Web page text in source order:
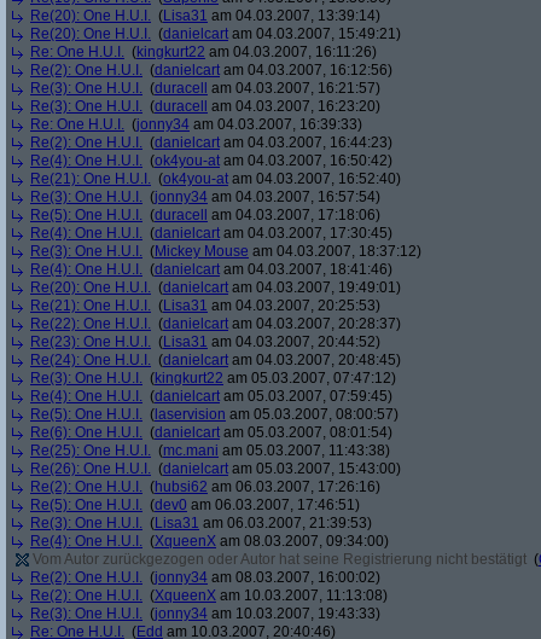
Re(20): One H.U.I. (Lisa31 am 04.03.2007, 13:39:14)
Re(20): One H.U.I. (danielcart am 04.03.2007, 15:49:21)
Re: One H.U.I. (kingkurt22 am 04.03.2007, 16:11:26)
Re(2): One H.U.I. (danielcart am 04.03.2007, 16:12:56)
Re(3): One H.U.I. (duracell
am 04.03.2007, 16:21:57)
Re(3): One H.U.I. (duracell
am 04.03.2007, 16:23:20)
Re: One H.U.I. (jonny34 am 04.03.2007, 16:39:33)
Re(2): One H.U.I. (danielcart am 04.03.2007, 16:44:23)
Re(4): One H.U.I. (ok4you-at am 04.03.2007, 16:50:42)
Re(21): One H.U.I. (ok4you-at am 04.03.2007, 16:52:40)
Re(3): One H.U.I. (jonny34 am 04.03.2007, 16:57:54)
Re(5): One H.U.I. (duracell
am 04.03.2007, 17:18:06)
Re(4): One H.U.I. (danielcart am 04.03.2007, 17:30:45)
Re(3): One H.U.I. (Mickey Mouse am 04.03.2007, 18:37:12)
Re(4): One H.U.I. (danielcart am 04.03.2007, 18:41:46)
Re(20): One H.U.I. (danielcart am 04.03.2007, 19:49:01)
Re(21): One H.U.I. (Lisa31 am 04.03.2007, 20:25:53)
Re(22): One H.U.I. (danielcart am 04.03.2007, 20:28:37)
Re(23): One H.U.I. (Lisa31 am 04.03.2007, 20:44:52)
Re(24): One H.U.I. (danielcart am 04.03.2007, 20:48:45)
Re(3): One H.U.I. (kingkurt22 am 05.03.2007, 07:47:12)
Re(4): One H.U.I. (danielcart am 05.03.2007, 07:59:45)
Re(5): One H.U.I. ( laservision am 05.03.2007, 08:00:57)
Re(6): One H.U.I. (danielcart am 05.03.2007, 08:01:54)
Re(25): One H.U.I. (mc.mani am 05.03.2007, 11:43:38)
Re(26): One H.U.I. (danielcart am 05.03.2007, 15:43:00)
Re(2): One H.U.I. (hubsi62 am 06.03.2007, 17:26:16)
Re(5): One H.U.I. (dev0 am 06.03.2007, 17:46:51)
Re(3): One H.U.I. (Lisa31 am 06.03.2007, 21:39:53)
Re(4): One H.U.I. (XqueenX am 08.03.2007, 09:34:00)
Vom Autor zurückgezogen oder Autor hat seine Registrierung nicht bestätigt (
Re(2): One H.U.I. (jonny34 am 08.03.2007, 16:00:02)
Re(2): One H.U.I. (XqueenX am 10.03.2007, 11:13:08)
Re(3): One H.U.I. (jonny34 am 10.03.2007, 19:43:33)
Re: One H.U.I. (Edd am 10.03.2007, 20:40:46)